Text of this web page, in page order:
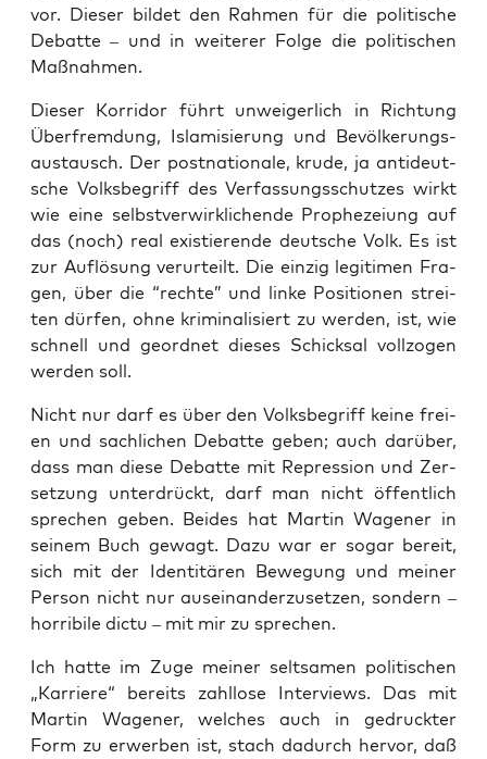
vor. Die­ser bil­det den Rah­men für die poli­ti­sche
Debat­te – und in wei­te­rer Fol­ge die poli­ti­schen
Maßnahmen.
Die­ser Kor­ri­dor führt unwei­ger­lich in Rich­tung
Über­frem­dung, Isla­mi­sie­rung und Bevöl­ke­rungs­
aus­tausch. Der post­na­tio­na­le, kru­de, ja anti­deut­
sche Volks­be­griff des Ver­fas­sungs­schut­zes wirkt
wie eine selbst­ver­wirk­li­chen­de Pro­phe­zei­ung auf
das (noch) real exis­tie­ren­de deut­sche Volk. Es ist
zur Auf­lö­sung ver­ur­teilt. Die ein­zig legi­ti­men Fra­
gen, über die “rech­te” und lin­ke Posi­tio­nen strei­
ten dür­fen, ohne kri­mi­na­li­siert zu wer­den, ist, wie
schnell und geord­net die­ses Schick­sal voll­zo­gen
wer­den soll.
Nicht nur darf es über den Volks­be­griff kei­ne frei­
en und sach­li­chen Debat­te geben; auch dar­über,
dass man die­se Debat­te mit Repres­si­on und Zer­
set­zung unter­drückt, darf man nicht öffent­lich
spre­chen geben. Bei­des hat Mar­tin Wage­ner in
sei­nem Buch gewagt. Dazu war er sogar bereit,
sich mit der Iden­ti­tä­ren Bewe­gung und mei­ner
Per­son nicht nur aus­ein­an­der­zu­set­zen, son­dern –
hor­ri­bi­le dic­tu – mit mir zu sprechen.
Ich hat­te im Zuge mei­ner selt­sa­men poli­ti­schen
„Kar­rie­re“ bereits zahl­lo­se Inter­views. Das mit
Mar­tin Wage­ner, wel­ches auch in gedruck­ter
Form zu erwer­ben ist, stach dadurch her­vor, daß